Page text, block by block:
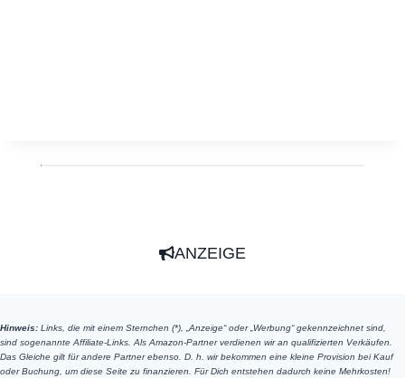
ANZEIGE
Hinweis: Links, die mit einem Sternchen (*), „Anzeige“ oder „Werbung“ gekennzeichnet sind,
sind sogenannte Affiliate-Links. Als Amazon-Partner verdienen wir an qualifizierten Verkäufen.
Das Gleiche gilt für andere Partner ebenso. D. h. wir bekommen eine kleine Provision bei Kauf
oder Buchung, um diese Seite zu finanzieren. Für Dich entstehen dadurch keine Mehrkosten!